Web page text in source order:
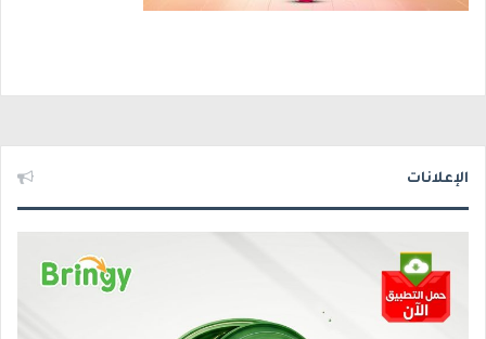
الإعلانات